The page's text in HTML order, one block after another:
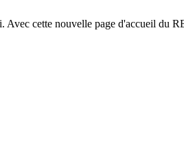
Avec cette nouvelle page d'accueil du